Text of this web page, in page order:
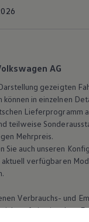
AG
gezeigten
können in einzelnen
Lieferprogramm
teilweise
Mehrpreis.
Sie auch unseren
verfügbaren
Verbrauchs- und
auf ein einzelnes